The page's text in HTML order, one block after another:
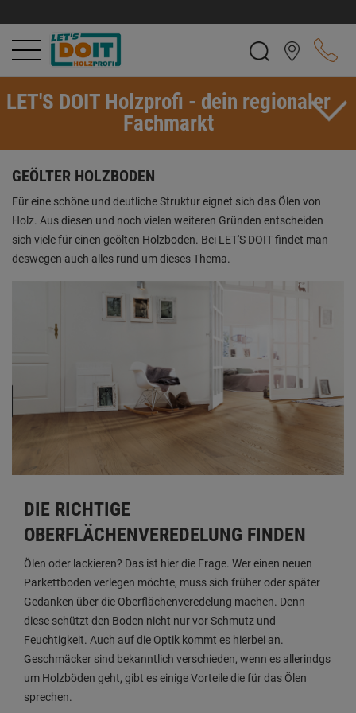
LET'S DOIT Holzprofi - dein regionaler
Fachmarkt
GEÖLTER HOLZBODEN
Für eine schöne und deutliche Struktur eignet sich das Ölen von
Holz. Aus diesen und noch vielen weiteren Gründen entscheiden
sich viele für einen geölten Holzboden. Bei LET'S DOIT findet man
deswegen auch alles rund um dieses Thema.
DIE RICHTIGE
OBERFLÄCHENVEREDELUNG FINDEN
Ölen oder lackieren? Das ist hier die Frage. Wer einen neuen
Parkettboden verlegen möchte, muss sich früher oder später
Gedanken über die Oberflächenveredelung machen. Denn
diese schützt den Boden nicht nur vor Schmutz und
Feuchtigkeit. Auch auf die Optik kommt es hierbei an.
Geschmäcker sind bekanntlich verschieden, wenn es allerindgs
um Holzböden geht, gibt es einige Vorteile die für das Ölen
sprechen.